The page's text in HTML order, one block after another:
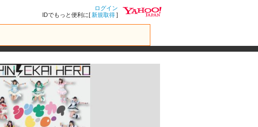
ログイン
IDでもっと便利に[新規取得 ]